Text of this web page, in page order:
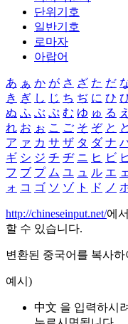
단위기호
일반기호
로마자
아랍어
あ ぁ か が さ ざ た だ
き ぎ し じ ち ぢ に ひ
ぬ ふ ぶ ぷ む ゆ ゅ る え
れ お ぉ こ ご そ ぞ と
ア ァ カ サ ザ タ ダ ナ
ギ シ ジ チ ヂ ニ ヒ ビ
フ ブ プ ム ユ ュ ル エ
ォ コ ゴ ソ ゾ ト ド ノ
http://chineseinput.net/에
할 수 있습니다.
변환된 중국어를 복사
예시)
中文 을 입력하시